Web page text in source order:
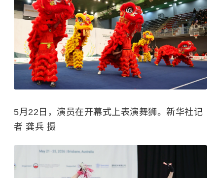
5月22日，演员在开幕式上表演舞狮。新华社记
者 龚兵 摄